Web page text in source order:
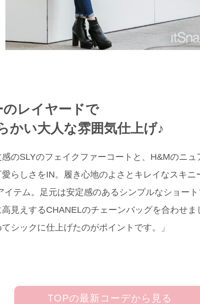
レイヤードで
かい大人な雰囲気仕上げ♪
のSLYのフェイクファーコートと、H&Mのニ
らしさをIN。履き心地のよさとキレイなスキ
イテム。足元は安定感のあるシンプルなショー
見えするCHANELのチェーンバッグを合わせ
シックに仕上げたのがポイントです。」
TOPの最新コーデから見る